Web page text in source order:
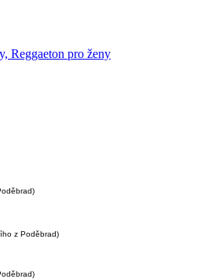
Reggaeton pro ženy
z Poděbrad)